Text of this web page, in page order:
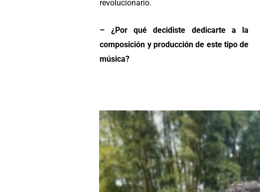
revolucionario.
– ¿Por qué decidiste dedicarte a la
composición y producción de este tipo de
música?